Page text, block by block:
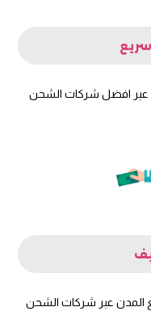
عبر افضل شركات الشحن
المدن عبر شركات الشحن